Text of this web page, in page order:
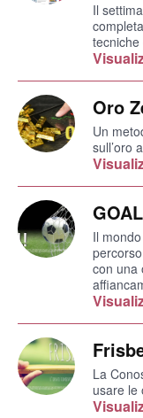
Il
tecniche
Oro
Un
sull’oro
Il
con una
La
usare le